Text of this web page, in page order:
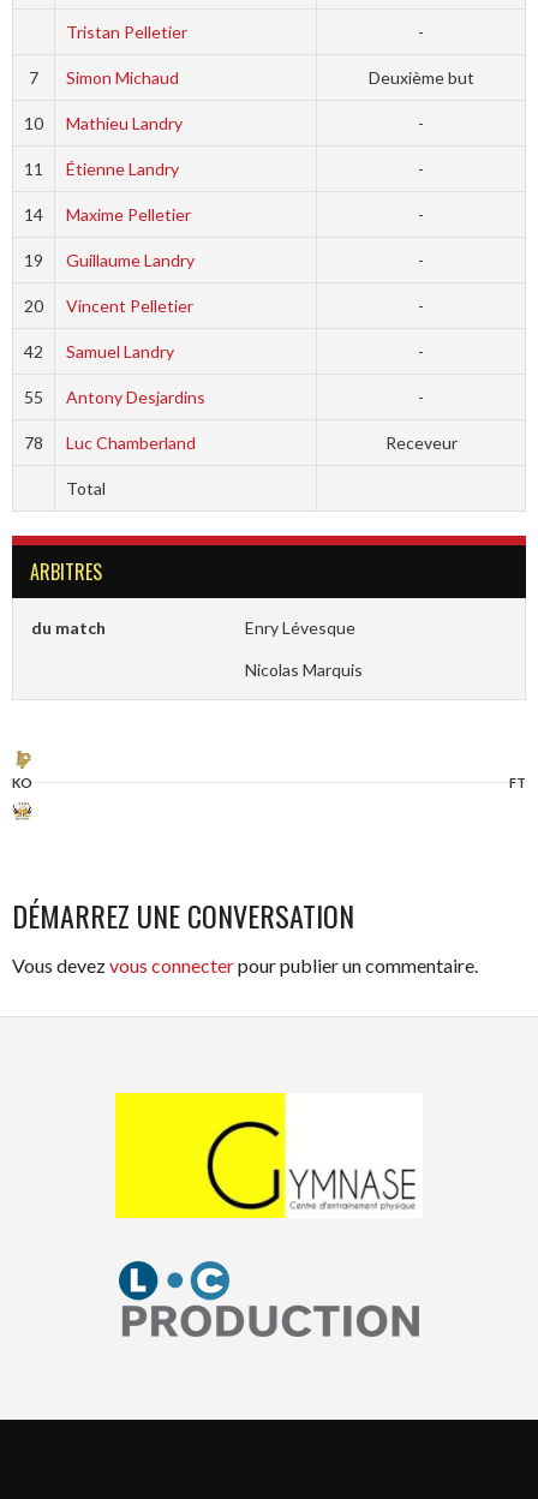
Tristan Pelletier -
7 Simon Michaud Deuxième but
10 Mathieu Landry -
11 Étienne Landry -
14 Maxime Pelletier -
19 Guillaume Landry -
20 Vincent Pelletier -
42 Samuel Landry -
55 Antony Desjardins -
78 Luc Chamberland Receveur
Total
ARBITRES
du match Enry Lévesque
Nicolas Marquis
KO FT
DÉMARREZ UNE CONVERSATION
Vous devezvous connecterpour publier un commentaire.